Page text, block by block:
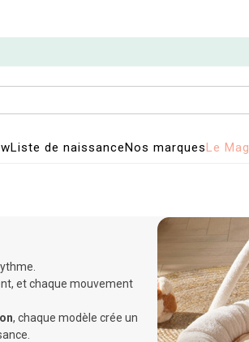
Liste de naissanceNos marquesLe Mag
et chaque mouvement
, chaque modèle crée un